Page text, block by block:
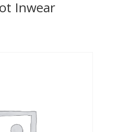
Inwear